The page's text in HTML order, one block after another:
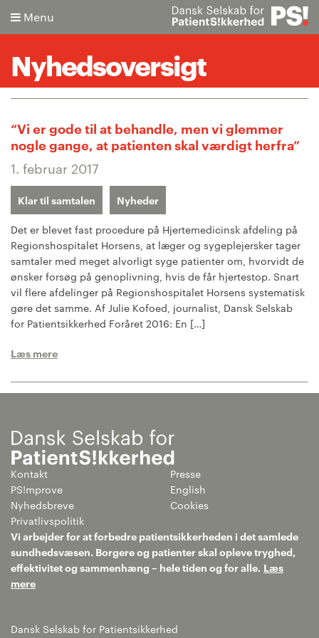
Menu
Søg
Avanceret søgning
Nyhedsoversigt
“Vi er gode til at behandle, men vi glemmer
nogle gange, at patienten skal værdigt herfra”
1. februar 2017
Klar til samtalen Nyheder
Det er blevet fast procedure på Hjertemedicinsk afdeling på
Regionshospitalet Horsens, at læger og sygeplejersker tager
samtaler med meget alvorligt syge patienter om, hvorvidt de
ønsker forsøg på genoplivning, hvis de får hjertestop. Snart
vil flere afdelinger på Regionshospitalet Horsens systematisk
gøre det samme. Af Julie Kofoed, journalist, Dansk Selskab
for Patientsikkerhed Foråret 2016: En […]
Læs mere
Kontakt
Presse
PS!mprove
English
Nyhedsbreve
Cookies
Privatlivspolitik
Vi arbejder for at forbedre patientsikkerheden i det samlede
sundhedsvæsen. Borgere og patienter skal opleve tryghed,
effektivitet og sammenhæng – hele tiden og for alle. Læs
mere
Dansk Selskab for Patientsikkerhed